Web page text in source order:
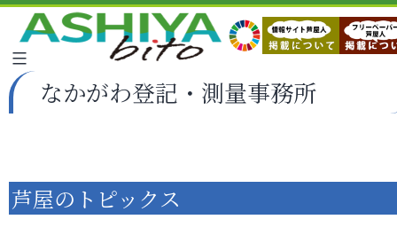
なかがわ登記・測量事務所
芦屋のトピックス